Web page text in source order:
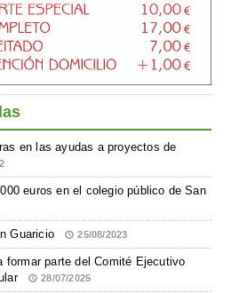
en las ayudas a proyectos de
euros en el colegio público de San
Guaricio 25/08/2023
formar parte del Comité Ejecutivo
28/07/2025